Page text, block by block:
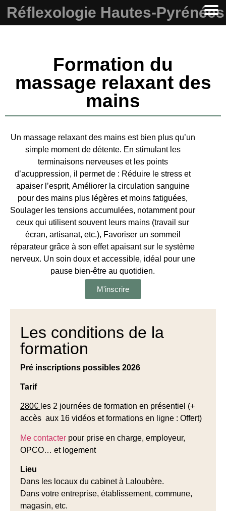
Formation du
massage relaxant des
mains
Un massage relaxant des mains est bien plus qu’un
simple moment de détente. En stimulant les
terminaisons nerveuses et les points
d’acuppression, il permet de : Réduire le stress et
apaiser l’esprit, Améliorer la circulation sanguine
pour des mains plus légères et moins fatiguées,
Soulager les tensions accumulées, notamment pour
ceux qui utilisent souvent leurs mains (travail sur
écran, artisanat, etc.), Favoriser un sommeil
réparateur grâce à son effet apaisant sur le système
nerveux. Un soin doux et accessible, idéal pour une
pause bien-être au quotidien.
M'inscrire
Les conditions de la
formation
Pré inscriptions possibles 2026
Tarif
280€ les 2 journées de formation en présentiel (+
accès aux 16 vidéos et formations en ligne : Offert)
Me contacter pour prise en charge, employeur,
OPCO… et logement
Lieu
Dans les locaux du cabinet à Laloubère.
Dans votre entreprise, établissement, commune,
magasin, etc.
Réflexologie Hautes-Pyrénées